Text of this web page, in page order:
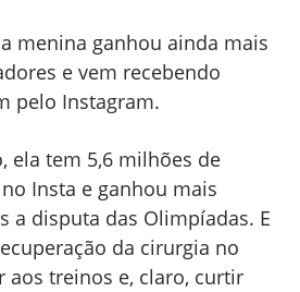
menina ganhou ainda mais
e vem recebendo
pelo Instagram.
ela tem 5,6 milhões de
Insta e ganhou mais
a disputa das Olimpíadas. E
da cirurgia no
aos treinos e, claro, curtir